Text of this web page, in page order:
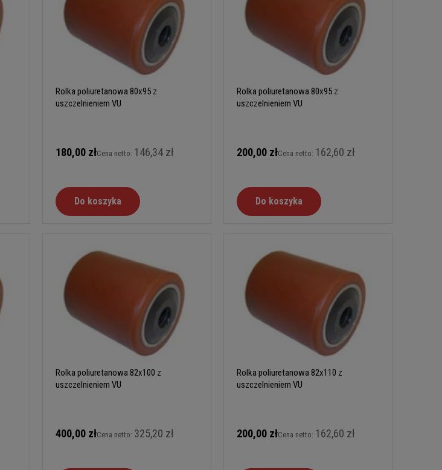
Rolka poliuretanowa 80x95 z
uszczelnieniem VU
180,00 złCena netto: 146,34 zł
Do koszyka
Rolka poliuretanowa 80x95 z
uszczelnieniem VU
200,00 złCena netto: 162,60 zł
Do koszyka
Rolka poliuretanowa 82x100 z
uszczelnieniem VU
400,00 złCena netto: 325,20 zł
Rolka poliuretanowa 82x110 z
uszczelnieniem VU
200,00 złCena netto: 162,60 zł